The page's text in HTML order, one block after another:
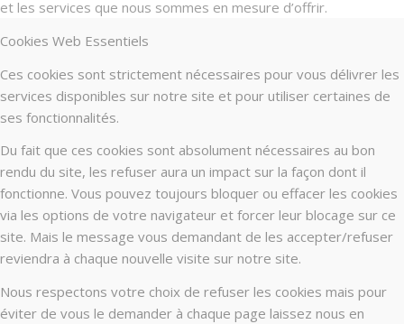
et les services que nous sommes en mesure d’offrir.
Cookies Web Essentiels
Ces cookies sont strictement nécessaires pour vous délivrer les
services disponibles sur notre site et pour utiliser certaines de
ses fonctionnalités.
Du fait que ces cookies sont absolument nécessaires au bon
rendu du site, les refuser aura un impact sur la façon dont il
fonctionne. Vous pouvez toujours bloquer ou effacer les cookies
via les options de votre navigateur et forcer leur blocage sur ce
site. Mais le message vous demandant de les accepter/refuser
reviendra à chaque nouvelle visite sur notre site.
Nous respectons votre choix de refuser les cookies mais pour
éviter de vous le demander à chaque page laissez nous en